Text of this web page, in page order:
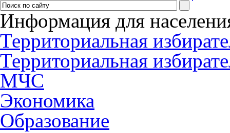
Информация для
Территориальная
Территориальная
МЧС
Экономика
Образование